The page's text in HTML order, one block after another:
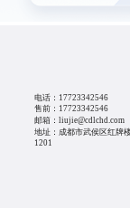
电话： 17723342546
售前： 17723342546
邮箱：liujie@cdlchd.com
地址：成都市武侯区红牌
1201